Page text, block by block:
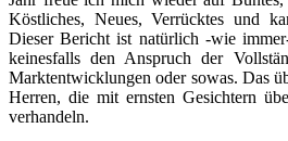
Köstliches, Neues, Verrücktes und
Dieser Bericht ist natürlich -wie
keinesfalls den Anspruch der
Marktentwicklungen oder sowas. Das
Herren, die mit ernsten Gesichtern
verhandeln.